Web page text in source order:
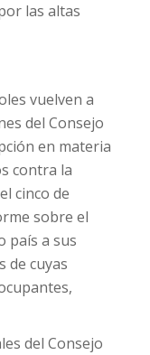
las altas
vuelven a
del Consejo
en materia
contra la
cinco de
sobre el
país a sus
de cuyas
del Consejo